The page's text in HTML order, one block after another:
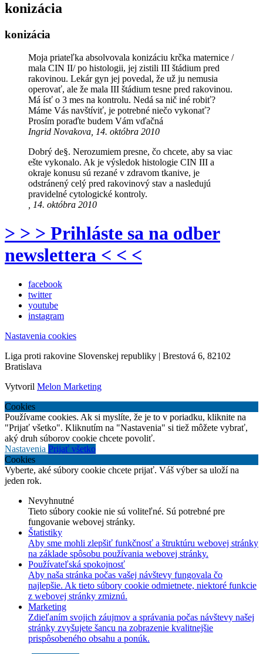
konizácia
konizácia
Moja priateľka absolvovala konizáciu krčka maternice /
mala CIN II/ po histologii, jej zistili III štádium pred
rakovinou. Lekár gyn jej povedal, že už ju nemusia
operovať, ale že mala III štádium tesne pred rakovinou.
Má ísť o 3 mes na kontrolu. Nedá sa nič iné robiť?
Máme Vás navštíviť, je potrebné niečo vykonať?
Prosím poraďte budem Vám vďačná
Ingrid Novakova, 14. októbra 2010
Dobrý de§. Nerozumiem presne, čo chcete, aby sa viac
ešte vykonalo. Ak je výsledok histologie CIN III a
okraje konusu sú rezané v zdravom tkanive, je
odstránený celý pred rakovinový stav a nasledujú
pravidelné cytologické kontroly.
, 14. októbra 2010
> > > Prihláste sa na odber
newslettera < < <
facebook
twitter
youtube
instagram
Nastavenia cookies
Liga proti rakovine Slovenskej republiky | Brestová 6, 82102
Bratislava
Vytvoril Melon Marketing
Cookies
Používame cookies. Ak si myslíte, že je to v poriadku, kliknite na
"Prijať všetko". Kliknutím na "Nastavenia" si tiež môžete vybrať,
aký druh súborov cookie chcete povoliť.
Nastavenia Prijať všetko
Cookies
Vyberte, aké súbory cookie chcete prijať. Váš výber sa uloží na
jeden rok.
Nevyhnutné
Tieto súbory cookie nie sú voliteľné. Sú potrebné pre
fungovanie webovej stránky.
Štatistiky
Aby sme mohli zlepšiť funkčnosť a štruktúru webovej stránky
na základe spôsobu používania webovej stránky.
Používateľská spokojnosť
Aby naša stránka počas vašej návštevy fungovala čo
najlepšie. Ak tieto súbory cookie odmietnete, niektoré funkcie
z webovej stránky zmiznú.
Marketing
Zdieľaním svojich záujmov a správania počas návštevy našej
stránky zvyšujete šancu na zobrazenie kvalitnejšie
prispôsobeného obsahu a ponúk.